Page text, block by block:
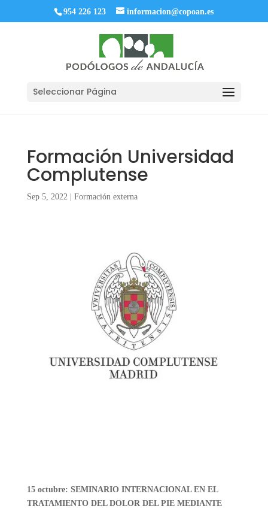
954 226 123 informacion@copoan.es
Seleccionar Página
Formación Universidad
Complutense
Sep 5, 2022| Formación externa
15 octubre: SEMINARIO INTERNACIONAL EN EL
TRATAMIENTO DEL DOLOR DEL PIE MEDIANTE